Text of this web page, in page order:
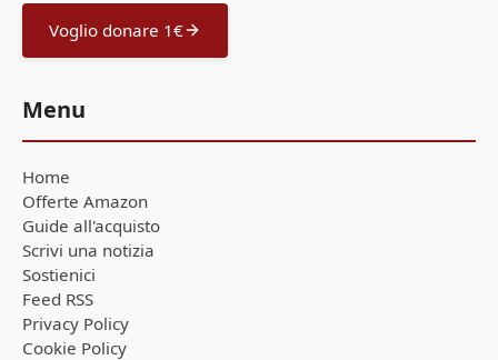
Voglio donare 1€
Menu
Home
Offerte Amazon
Guide all'acquisto
Scrivi una notizia
Sostienici
Feed RSS
Privacy Policy
Cookie Policy